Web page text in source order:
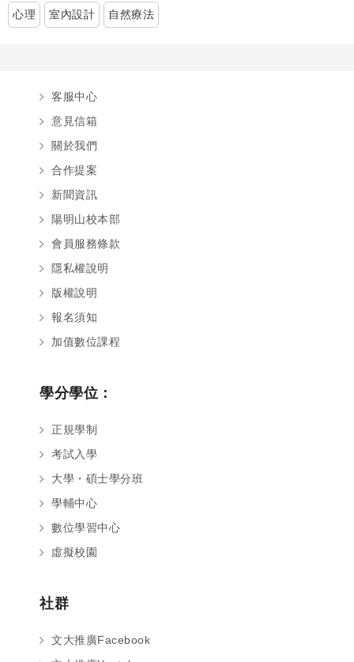
心理 室內設計 自然療法
客服中心
意見信箱
關於我們
合作提案
新聞資訊
陽明山校本部
會員服務條款
隱私權說明
版權說明
報名須知
加值數位課程
學分學位：
正規學制
考試入學
大學・碩士學分班
學輔中心
數位學習中心
虛擬校園
社群
文大推廣Facebook